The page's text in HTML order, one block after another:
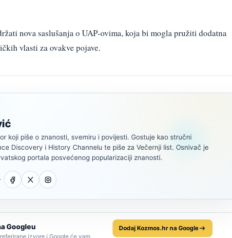
nova saslušanja o UAP-ovima, koja bi mogla pružiti dodatna
vlasti za ovakve pojave.
koji piše o znanosti, svemiru i povijesti. Gostuje kao stručni
Discovery i History Channelu te piše za Večernji list. Osnivač je
portala posvećenog popularizaciji znanosti.
Googleu
izvore i Google će vam,
Dodaj Kozmos.hr na Google